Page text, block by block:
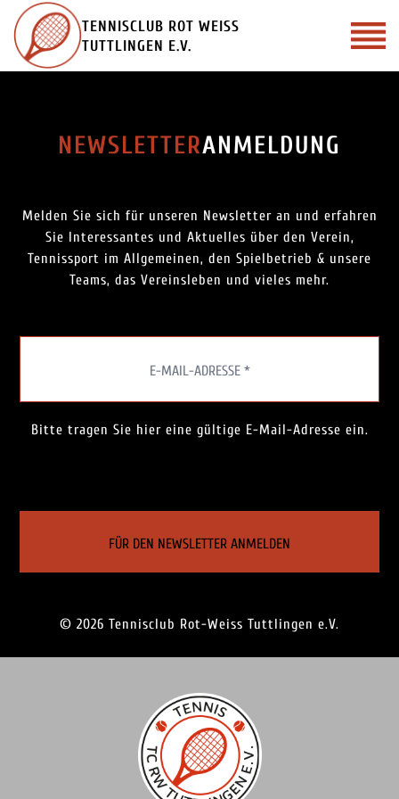
Zum
Inhalt
springen
TENNISCLUB ROT WEISS
TUTTLINGEN E.V.
NEWSLETTERANMELDUNG
Melden Sie sich für unseren Newsletter an und erfahren
Sie Interessantes und Aktuelles über den Verein,
Tennissport im Allgemeinen, den Spielbetrieb & unsere
Teams, das Vereinsleben und vieles mehr.
Bitte tragen Sie hier eine gültige E-Mail-Adresse ein.
© 2026 Tennisclub Rot-Weiss Tuttlingen e.V.